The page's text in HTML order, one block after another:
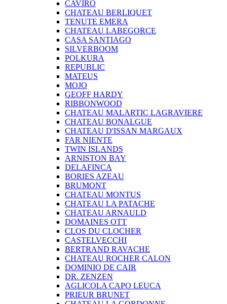
CAVIRO
CHATEAU BERLIQUET
TENUTE EMERA
CHATEAU LABEGORCE
CASA SANTIAGO
SILVERBOOM
POLKURA
REPUBLIC
MATEUS
MOJO
GEOFF HARDY
RIBBONWOOD
CHATEAU MALARTIC LAGRAVIERE
CHATEAU BONALGUE
CHATEAU D'ISSAN MARGAUX
FAR NIENTE
TWIN ISLANDS
ARNISTON BAY
DELAFINCA
BORIES AZEAU
BRUMONT
CHATEAU MONTUS
CHATEAU LA PATACHE
CHATEAU ARNAULD
DOMAINES OTT
CLOS DU CLOCHER
CASTELVECCHI
BERTRAND RAVACHE
CHATEAU ROCHER CALON
DOMINIO DE CAIR
DR. ZENZEN
AGLICOLA CAPO LEUCA
PRIEUR BRUNET